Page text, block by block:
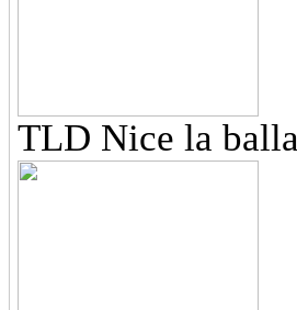
TLD Nice la